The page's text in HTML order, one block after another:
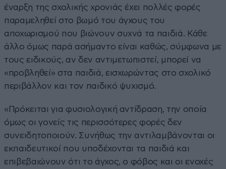
έναρξη της σχολικής χρονιάς έχει πολλές φορές
παραμεληθεί στο βωμό του άγχους του
αποχωρισμού που βιώνουν συχνά τα παιδιά. Κάθε
άλλο όμως παρά ασήμαντο είναι καθώς, σύμφωνα με
τους ειδικούς, αν δεν αντιμετωπιστεί, μπορεί να
«προβληθεί» στα παιδιά, εισχωρώντας στο σχολικό
περιβάλλον και τον παιδικό ψυχισμό.
«Πρόκειται για φυσιολογική αντίδραση, την οποία
όμως οι γονείς τις περισσότερες φορές δεν
συνειδητοποιούν. Συνήθως την αντιλαμβάνονται οι
εκπαιδευτικοί που υποδέχονται τα παιδιά και
επιβεβαιώνουν ότι το άγχος, ο φόβος και οι ενοχές